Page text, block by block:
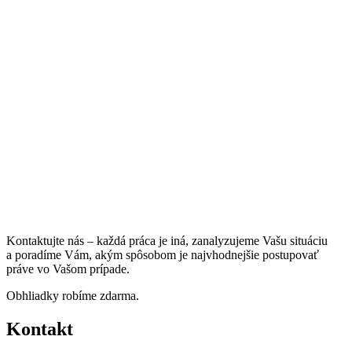
Kontaktujte nás – každá práca je iná, zanalyzujeme Vašu situáciu
a poradíme Vám, akým spôsobom je najvhodnejšie postupovať
práve vo Vašom prípade.
Obhliadky robíme zdarma.
Kontakt